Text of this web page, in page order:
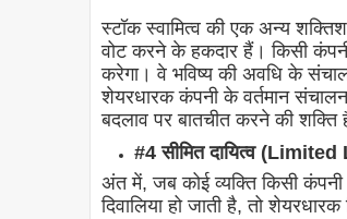
स्टॉक स्वामित्व की एक अन्य
वोट करने के हकदार हैं। किसी कंपनी
करेगा। वे भविष्य की अवधि के
शेयरधारक कंपनी के वर्तमान
बदलाव पर बातचीत करने की शक्ति
#4 सीमित दायित्व
अंत में, जब कोई व्यक्ति किसी कंपनी
दिवालिया हो जाती है, तो